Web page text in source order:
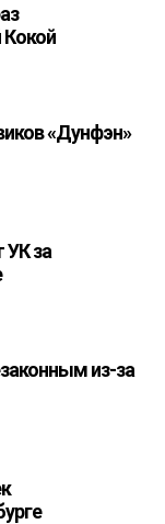
Кокой
«Дунфэн»
УК за
из-за